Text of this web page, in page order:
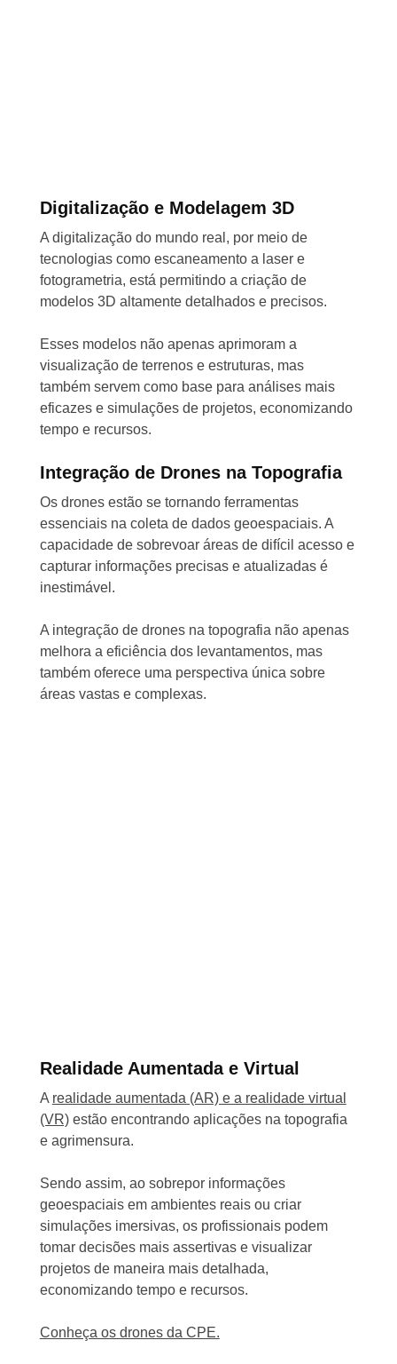
Digitalização e Modelagem 3D
A digitalização do mundo real, por meio de
tecnologias como escaneamento a laser e
fotogrametria, está permitindo a criação de
modelos 3D altamente detalhados e precisos.
Esses modelos não apenas aprimoram a
visualização de terrenos e estruturas, mas
também servem como base para análises mais
eficazes e simulações de projetos, economizando
tempo e recursos.
Integração de Drones na Topografia
Os drones estão se tornando ferramentas
essenciais na coleta de dados geoespaciais. A
capacidade de sobrevoar áreas de difícil acesso e
capturar informações precisas e atualizadas é
inestimável.
A integração de drones na topografia não apenas
melhora a eficiência dos levantamentos, mas
também oferece uma perspectiva única sobre
áreas vastas e complexas.
Realidade Aumentada e Virtual
A realidade aumentada (AR) e a realidade virtual
(VR)estão encontrando aplicações na topografia
e agrimensura.
Sendo assim, ao sobrepor informações
geoespaciais em ambientes reais ou criar
simulações imersivas, os profissionais podem
tomar decisões mais assertivas e visualizar
projetos de maneira mais detalhada,
economizando tempo e recursos.
Conheça os drones da CPE.